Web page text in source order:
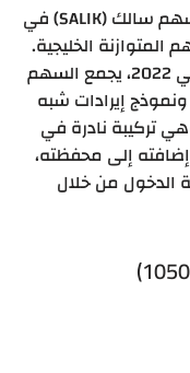
إلى جانب الخيارات السعودية، يستحق سهم سالك (SALIK) في
الخليجية.
من واقع تحليلي لتدفقاته منذ إدراجه في 2022، يجمع السهم
نقدية يقارب عائدها 6.5% ونموذج إيرادات شبه
تركيبة نادرة في
إلى محفظته،
الدخول من خلال